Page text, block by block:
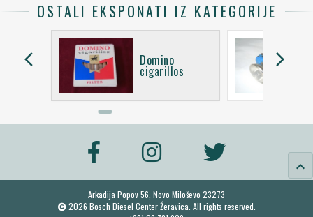
OSTALI EKSPONATI IZ KATEGORIJE
arrow_back_ios Domino
cigarillos
arrow_forward_ios
keyboard_arrow_up
Arkadija Popov 56, Novo Miloševo 23273
2026 Bosch Diesel Center Žeravica. All rights reserved.